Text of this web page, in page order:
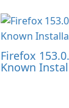
Firefox
Known